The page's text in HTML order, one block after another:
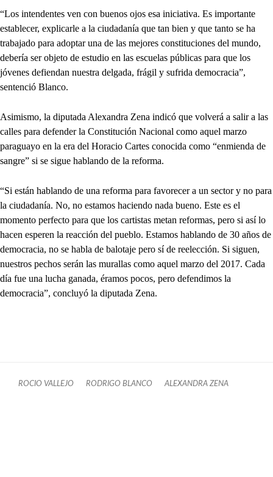
“Los intendentes ven con buenos ojos esa iniciativa. Es importante
establecer, explicarle a la ciudadanía que tan bien y que tanto se ha
trabajado para adoptar una de las mejores constituciones del mundo,
debería ser objeto de estudio en las escuelas públicas para que los
jóvenes defiendan nuestra delgada, frágil y sufrida democracia”,
sentenció Blanco.
Asimismo, la diputada Alexandra Zena indicó que volverá a salir a las
calles para defender la Constitución Nacional como aquel marzo
paraguayo en la era del Horacio Cartes conocida como “enmienda de
sangre” si se sigue hablando de la reforma.
“Si están hablando de una reforma para favorecer a un sector y no para
la ciudadanía. No, no estamos haciendo nada bueno. Este es el
momento perfecto para que los cartistas metan reformas, pero si así lo
hacen esperen la reacción del pueblo. Estamos hablando de 30 años de
democracia, no se habla de balotaje pero sí de reelección. Si siguen,
nuestros pechos serán las murallas como aquel marzo del 2017. Cada
día fue una lucha ganada, éramos pocos, pero defendimos la
democracia”, concluyó la diputada Zena.
ROCIO VALLEJO RODRIGO BLANCO ALEXANDRA ZENA